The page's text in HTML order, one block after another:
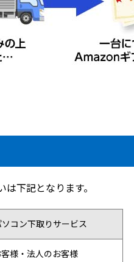
下記となります。
ソコン下取りサービス
様・法人のお客様